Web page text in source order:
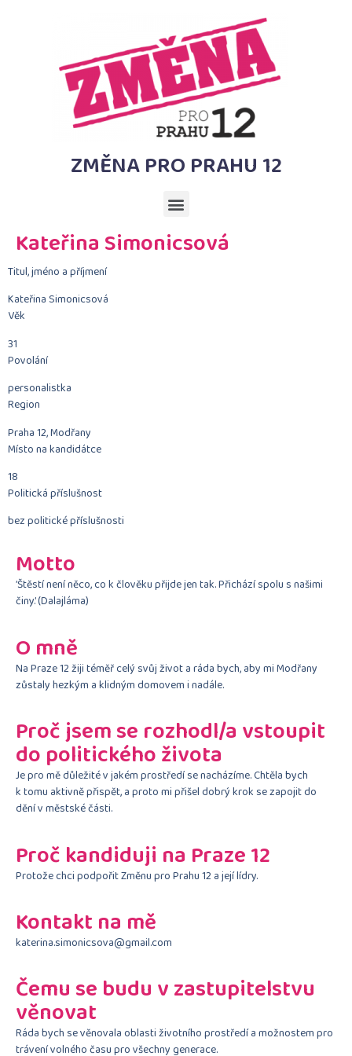
ZMĚNA PRO PRAHU 12
Kateřina Simonicsová
Titul, jméno a příjmení
Kateřina Simonicsová
Věk
31
Povolání
personalistka
Region
Praha 12, Modřany
Místo na kandidátce
18
Politická příslušnost
bez politické příslušnosti
Motto
’Štěstí není něco, co k člověku přijde jen tak. Přichází spolu s našimi
činy.’ (Dalajláma)
O mně
Na Praze 12 žiji téměř celý svůj život a ráda bych, aby mi Modřany
zůstaly hezkým a klidným domovem i nadále.
Proč jsem se rozhodl/a vstoupit
do politického života
Je pro mě důležité v jakém prostředí se nacházíme. Chtěla bych
k tomu aktivně přispět, a proto mi přišel dobrý krok se zapojit do
dění v městské části.
Proč kandiduji na Praze 12
Protože chci podpořit Změnu pro Prahu 12 a její lídry.
Kontakt na mě
katerina.simonicsova@gmail.com
Čemu se budu v zastupitelstvu
věnovat
Ráda bych se věnovala oblasti životního prostředí a možnostem pro
trávení volného času pro všechny generace.